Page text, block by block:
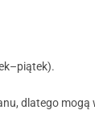
dlatego